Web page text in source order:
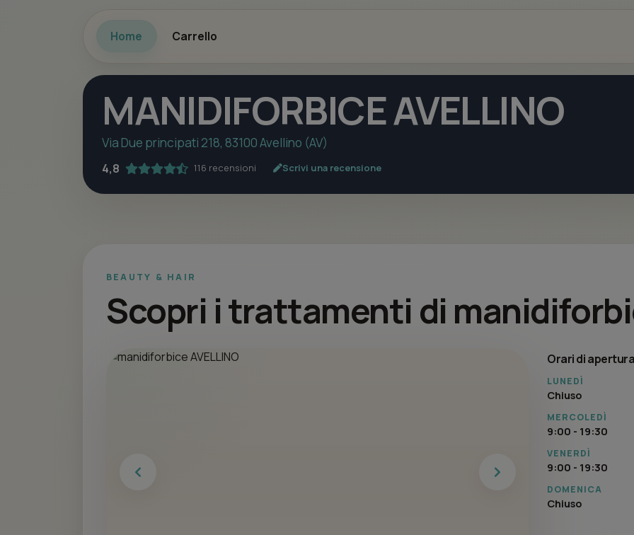
Home Carrello
MANIDIFORBICE AVELLINO
Via Due principati 218, 83100 Avellino (AV)
4,8 116 recensioni Scrivi una recensione
BEAUTY & HAIR
Scopri i trattamenti di
Previous Next
Orari di apertura
LUNEDÌ
Chiuso
MERCOLEDÌ
9:00 - 19:30
VENERDÌ
9:00 - 19:30
DOMENICA
Chiuso